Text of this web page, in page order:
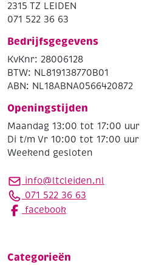
2315 TZ LEIDEN
071 522 36 63
Bedrijfsgegevens
KvKnr: 28006128
BTW: NL819138770B01
ABN: NL18ABNA0566420872
Openingstijden
Maandag 13:00 tot 17:00 uur
Di t/m Vr 10:00 tot 17:00 uur
Weekend gesloten
info@ltcleiden.nl
071 522 36 63
facebook
Categorieën